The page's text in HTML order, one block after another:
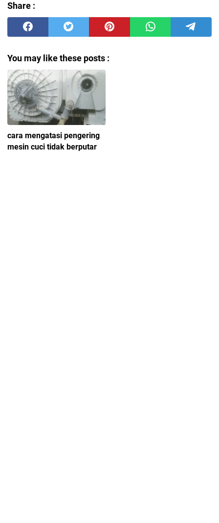
Share :
You may like these posts :
cara mengatasi pengering
mesin cuci tidak berputar